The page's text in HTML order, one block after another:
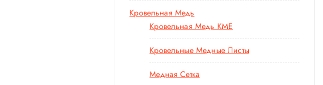
Кровельная Медь
Кровельная Медь KME
Кровельные Медные Листы
Медная Сетка